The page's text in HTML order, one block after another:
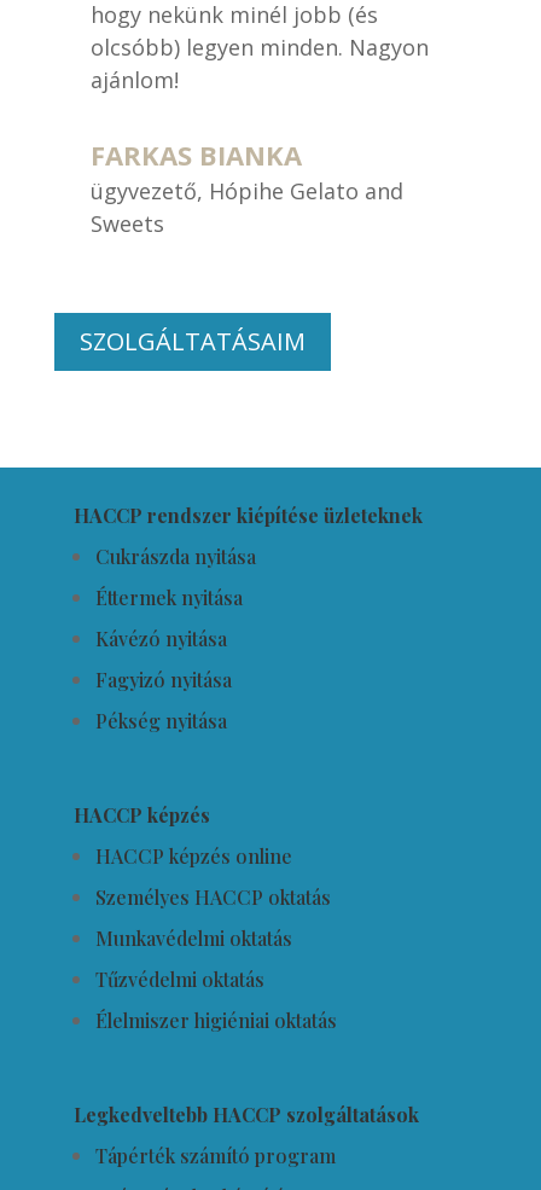
hogy nekünk minél jobb (és
olcsóbb) legyen minden. Nagyon
ajánlom!
FARKAS BIANKA
ügyvezető, Hópihe Gelato and
Sweets
SZOLGÁLTATÁSAIM
HACCP rendszer kiépítése üzleteknek
Cukrászda nyitása
Éttermek nyitása
Kávézó nyitása
Fagyizó nyitása
Pékség nyitása
HACCP képzés
HACCP képzés online
Személyes HACCP oktatás
Munkavédelmi oktatás
Tűzvédelmi oktatás
Élelmiszer higiéniai oktatás
Legkedveltebb HACCP szolgáltatások
Tápérték számító program